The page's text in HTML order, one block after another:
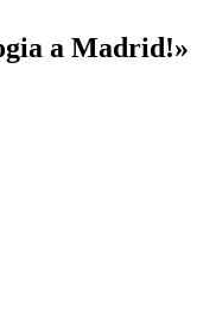
a Madrid!»